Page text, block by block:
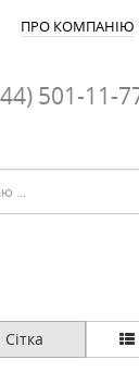
ПРО КОМПАНІЮ
501-11-
Сітка